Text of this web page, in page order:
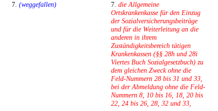
7. (weggefallen) 7. die Allgemeine
Ortskrankenkasse für den Einzug
der Sozialversicherungsbeiträge
und für die Weiterleitung an die
anderen in ihrem
Zuständigkeitsbereich tätigen
Krankenkassen (§§ 28h und 28i
Viertes Buch Sozialgesetzbuch) zu
dem gleichen Zweck ohne die
Feld-Nummern 28 bis 31 und 33,
bei der Abmeldung ohne die Feld-
Nummern 8, 10 bis 16, 18, 20 bis
22, 24 bis 26, 28, 32 und 33,